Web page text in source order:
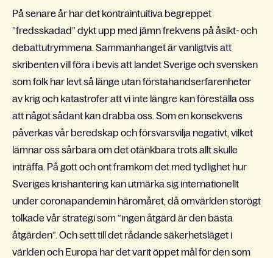
På senare år har det kontraintuitiva begreppet
”fredsskadad” dykt upp med jämn frekvens på åsikt- och
debattutrymmena. Sammanhanget är vanligtvis att
skribenten vill föra i bevis att landet Sverige och svensken
som folk har levt så länge utan förstahandserfarenheter
av krig och katastrofer att vi inte längre kan föreställa oss
att något sådant kan drabba oss. Som en konsekvens
påverkas vår beredskap och försvarsvilja negativt, vilket
lämnar oss sårbara om det otänkbara trots allt skulle
inträffa. På gott och ont framkom det med tydlighet hur
Sveriges krishantering kan utmärka sig internationellt
under coronapandemin häromåret, då omvärlden storögt
tolkade vår strategi som ”ingen åtgärd är den bästa
åtgärden”. Och sett till det rådande säkerhetsläget i
världen och Europa har det varit öppet mål för den som